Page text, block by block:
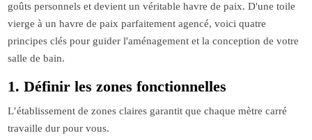
goûts personnels et devient un véritable havre de paix. D'une toile
vierge à un havre de paix parfaitement agencé, voici quatre
principes clés pour guider l'aménagement et la conception de votre
salle de bain.
1. Définir les zones fonctionnelles
L’établissement de zones claires garantit que chaque mètre carré
travaille dur pour vous.